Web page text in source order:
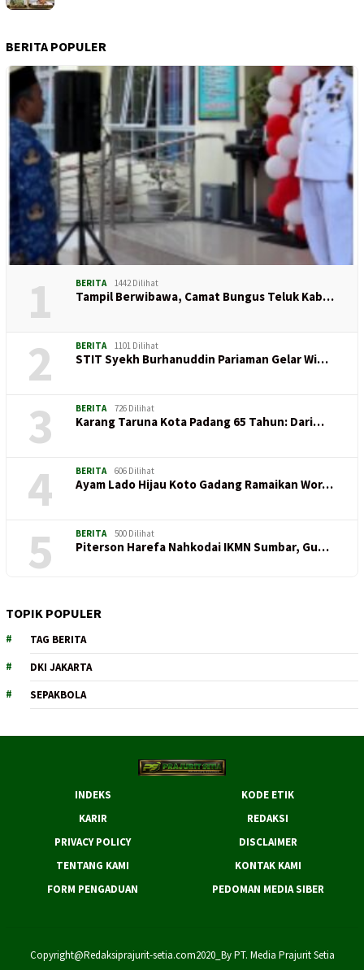
BERITA POPULER
1 BERITA 1442 Dilihat
Tampil Berwibawa, Camat Bungus Teluk Kab…
2 BERITA 1101 Dilihat
STIT Syekh Burhanuddin Pariaman Gelar Wi…
3 BERITA 726 Dilihat
Karang Taruna Kota Padang 65 Tahun: Dari…
4 BERITA 606 Dilihat
Ayam Lado Hijau Koto Gadang Ramaikan Wor…
5 BERITA 500 Dilihat
Piterson Harefa Nahkodai IKMN Sumbar, Gu…
TOPIK POPULER
TAG BERITA
DKI JAKARTA
SEPAKBOLA
INDEKS
KODE ETIK
KARIR
REDAKSI
PRIVACY POLICY
DISCLAIMER
TENTANG KAMI
KONTAK KAMI
FORM PENGADUAN
PEDOMAN MEDIA SIBER
Copyright@Redaksiprajurit-setia.com2020_By PT. Media Prajurit Setia